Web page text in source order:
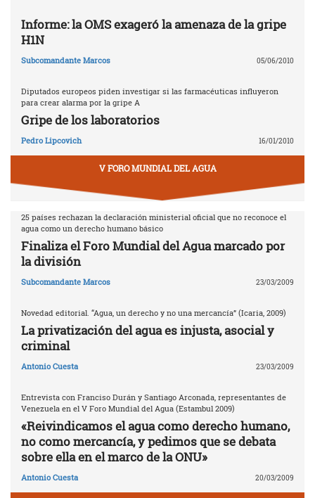
Informe: la OMS exageró la amenaza de la gripe
H1N
Subcomandante Marcos 05/06/2010
Diputados europeos piden investigar si las farmacéuticas influyeron
para crear alarma por la gripe A
Gripe de los laboratorios
Pedro Lipcovich 16/01/2010
V FORO MUNDIAL DEL AGUA
25 países rechazan la declaración ministerial oficial que no reconoce el
agua como un derecho humano básico
Finaliza el Foro Mundial del Agua marcado por
la división
Subcomandante Marcos 23/03/2009
Novedad editorial. “Agua, un derecho y no una mercancía” (Icaria, 2009)
La privatización del agua es injusta, asocial y
criminal
Antonio Cuesta 23/03/2009
Entrevista con Franciso Durán y Santiago Arconada, representantes de
Venezuela en el V Foro Mundial del Agua (Estambul 2009)
«Reivindicamos el agua como derecho humano,
no como mercancía, y pedimos que se debata
sobre ella en el marco de la ONU»
Antonio Cuesta 20/03/2009